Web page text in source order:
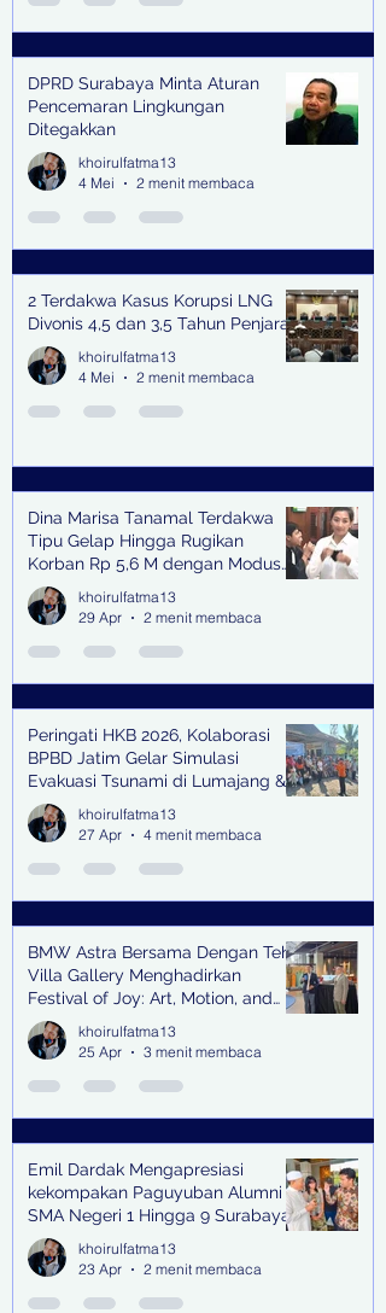
DPRD Surabaya Minta Aturan
Pencemaran Lingkungan
Ditegakkan
khoirulfatma13
4 Mei
2 menit membaca
2 Terdakwa Kasus Korupsi LNG
Divonis 4,5 dan 3,5 Tahun Penjara
khoirulfatma13
4 Mei
2 menit membaca
Dina Marisa Tanamal Terdakwa
Tipu Gelap Hingga Rugikan
Korban Rp 5,6 M dengan Modus
Kerja Sama Impor Bodong
khoirulfatma13
29 Apr
2 menit membaca
Peringati HKB 2026, Kolaborasi
BPBD Jatim Gelar Simulasi
Evakuasi Tsunami di Lumajang &
Trenggalek
khoirulfatma13
27 Apr
4 menit membaca
BMW Astra Bersama Dengan Teh
Villa Gallery Menghadirkan
Festival of Joy: Art, Motion, and
Scent
khoirulfatma13
25 Apr
3 menit membaca
Emil Dardak Mengapresiasi
kekompakan Paguyuban Alumni
SMA Negeri 1 Hingga 9 Surabaya
(Pasmanbaya) dalam Kegiatan
Halal Bihalal
khoirulfatma13
23 Apr
2 menit membaca